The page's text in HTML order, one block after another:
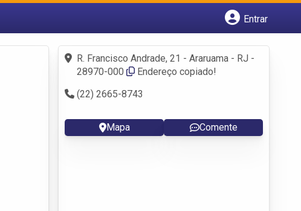
Entrar
Fazer login
Criar conta
R. Francisco Andrade, 21 - Araruama - RJ -
28970-000
Endereço copiado!
(22) 2665-8743
Mapa Comente